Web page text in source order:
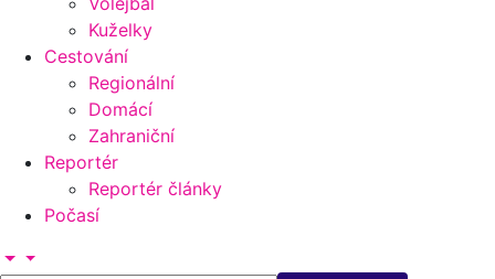
Kuželky
Cestování
Regionální
Domácí
Zahraniční
Reportér
Reportér články
Počasí